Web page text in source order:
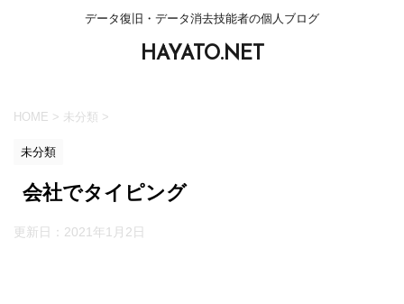
データ復旧・データ消去技能者の個人ブログ
HAYATO.NET
HOME > 未分類 >
未分類
会社でタイピング
更新日： 2021年1月2日